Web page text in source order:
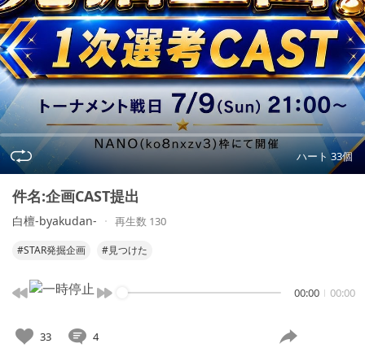
ハート 33個
件名:企画CAST提出
白檀-byakudan- 再生数 130
#STAR発掘企画 #見つけた
00:00 00:00
33 4